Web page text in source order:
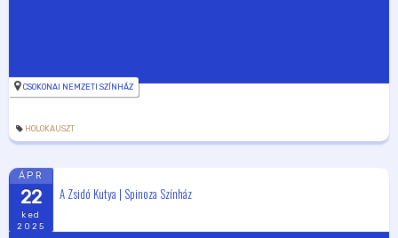
CSOKONAI NEMZETI SZÍNHÁZ
HOLOKAUSZT
ÁPR
22
ked
2025
A Zsidó Kutya | Spinoza Színház